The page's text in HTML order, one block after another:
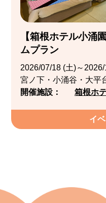
【箱根ホテル小涌
ムプラン
2026/07/18 (土)～
宮ノ下・小涌谷・大平
開催施設：
箱根ホ
イ